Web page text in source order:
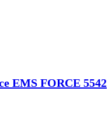
EMS FORCE 5542